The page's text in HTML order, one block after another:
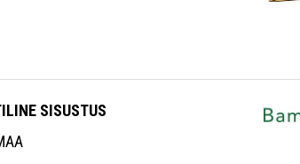
SISUSTUS